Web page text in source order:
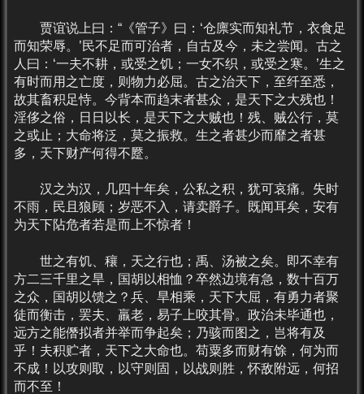
贾谊说上曰：“《管子》曰：‘仓廪实而知礼节，衣食足
而知荣辱。’民不足而可治者，自古及今，未之尝闻。古之
人曰：‘一夫不耕，或受之饥；一女不织，或受之寒。’生之
有时而用之亡度，则物力必屈。古之治天下，至纤至悉，
故其畜积足恃。今背本而趋末者甚众，是天下之大残也！
淫侈之俗，日日以长，是天下之大贼也！残、贼公行，莫
之或止；大命将泛，莫之振救。生之者甚少而靡之者甚
多，天下财产何得不蹷。
汉之为汉，几四十年矣，公私之积，犹可哀痛。失时
不雨，民且狼顾；岁恶不入，请卖爵子。既闻耳矣，安有
为天下阽危者若是而上不惊者！
世之有饥、穰，天之行也；禹、汤被之矣。即不幸有
方二三千里之旱，国胡以相恤？卒然边境有急，数十百万
之众，国胡以馈之？兵、旱相乘，天下大屈，有勇力者聚
徒而衡击，罢夫、羸老，易子上咬其骨。政治未毕通也，
远方之能僭拟者并举而争起矣；乃骇而图之，岂将有及
乎！夫积贮者，天下之大命也。苟粟多而财有馀，何为而
不成！以攻则取，以守则固，以战则胜，怀敌附远，何招
而不至！